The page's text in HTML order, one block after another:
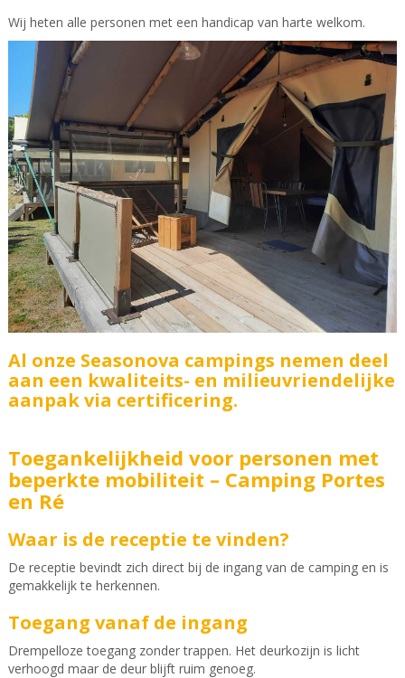
Wij heten alle personen met een handicap van harte welkom.
Al onze Seasonova campings nemen deel
aan een kwaliteits- en milieuvriendelijke
aanpak via certificering.
Toegankelijkheid voor personen met
beperkte mobiliteit – Camping Portes
en Ré
Waar is de receptie te vinden?
De receptie bevindt zich direct bij de ingang van de camping en is
gemakkelijk te herkennen.
Toegang vanaf de ingang
Drempelloze toegang zonder trappen. Het deurkozijn is licht
verhoogd maar de deur blijft ruim genoeg.